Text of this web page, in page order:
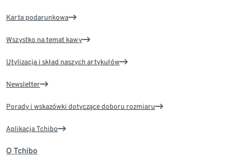
Karta podarunkowa
Wszystko na temat kawy
Utylizacja i skład naszych artykułów
Newsletter
Porady i wskazówki dotyczące doboru rozmiaru
Aplikacja Tchibo
O Tchibo